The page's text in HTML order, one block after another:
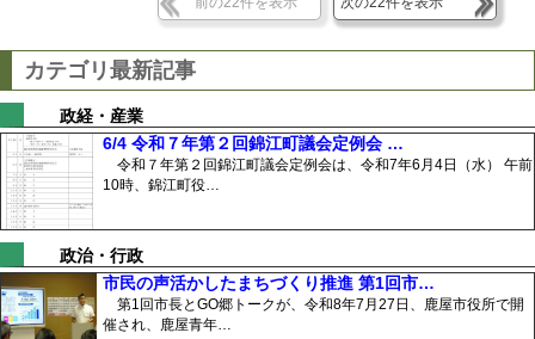
カテゴリ最新記事
政経・産業
6/4 令和７年第２回錦江町議会定例会 …
令和７年第２回錦江町議会定例会は、令和7年6月4日（水） 午前
10時、錦江町役…
政治・行政
市民の声活かしたまちづくり推進 第1回市…
第1回市長とGO郷トークが、令和8年7月27日、鹿屋市役所で開
催され、鹿屋青年…